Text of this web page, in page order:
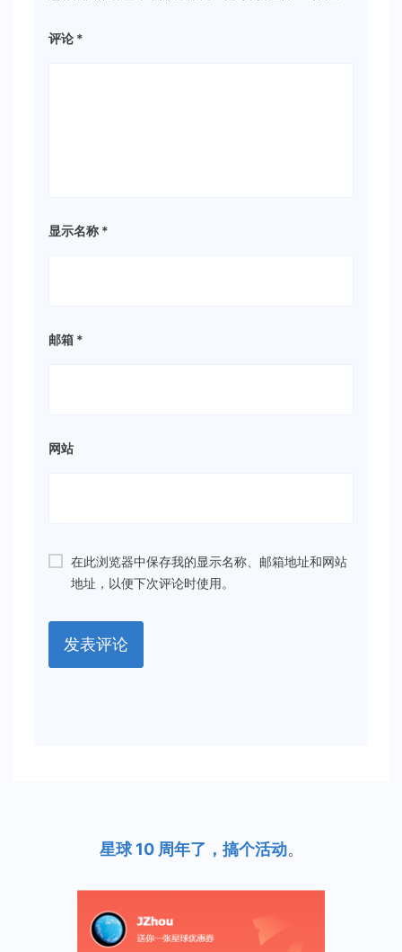
评论 *
显示名称 *
邮箱 *
网站
在此浏览器中保存我的显示名称、邮箱地址和网站
地址，以便下次评论时使用。
星球 10 周年了，搞个活动。